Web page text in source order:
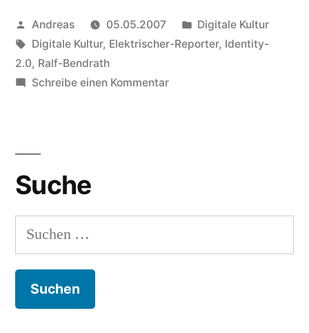
Veröffentlicht
von
Andreas 05.05.2007
Veröffentlicht
in
Digitale Kultur
Schlagwörter:
Digitale Kultur, Elektrischer-Reporter, Identity-
2.0, Ralf-Bendrath
Schreibe einen Kommentarzu
Suche
Suchen
nach: